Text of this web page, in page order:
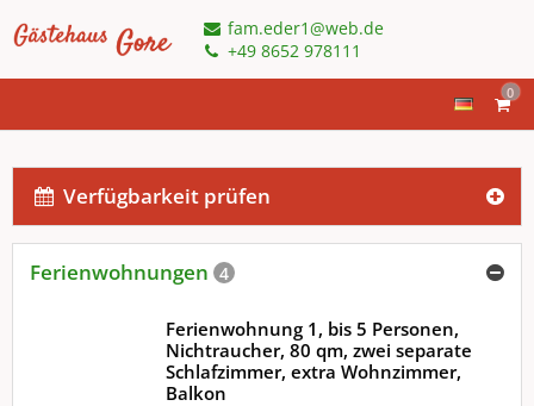
fam.eder1@web.de
+49 8652 978111
0
Verfügbarkeit prüfen
Ferienwohnungen 4
Ferienwohnung 1, bis 5 Personen,
Nichtraucher, 80 qm, zwei separate
Schlafzimmer, extra Wohnzimmer,
Balkon